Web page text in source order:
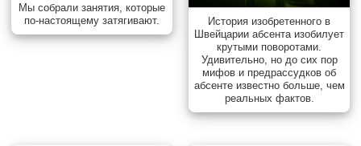
Мы собрали занятия, которые
по-настоящему затягивают.
История изобретенного в
Швейцарии абсента изобилует
крутыми поворотами.
Удивительно, но до сих пор
мифов и предрассудков об
абсенте известно больше, чем
реальных фактов.